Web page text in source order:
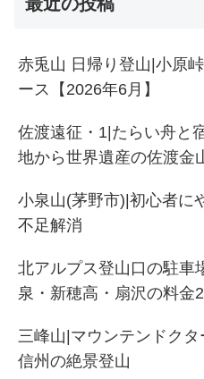
赤兎山 日帰り登山|小原
ース【2026年6月】
佐渡遠征・1|たらい舟と
地から世界遺産の佐渡金
小泉山(茅野市)|初心者に
不足解消
北アルプス登山口の駐車
泉・新穂高・扇沢の料金
三峰山|マウンテンドク
信州の絶景登山